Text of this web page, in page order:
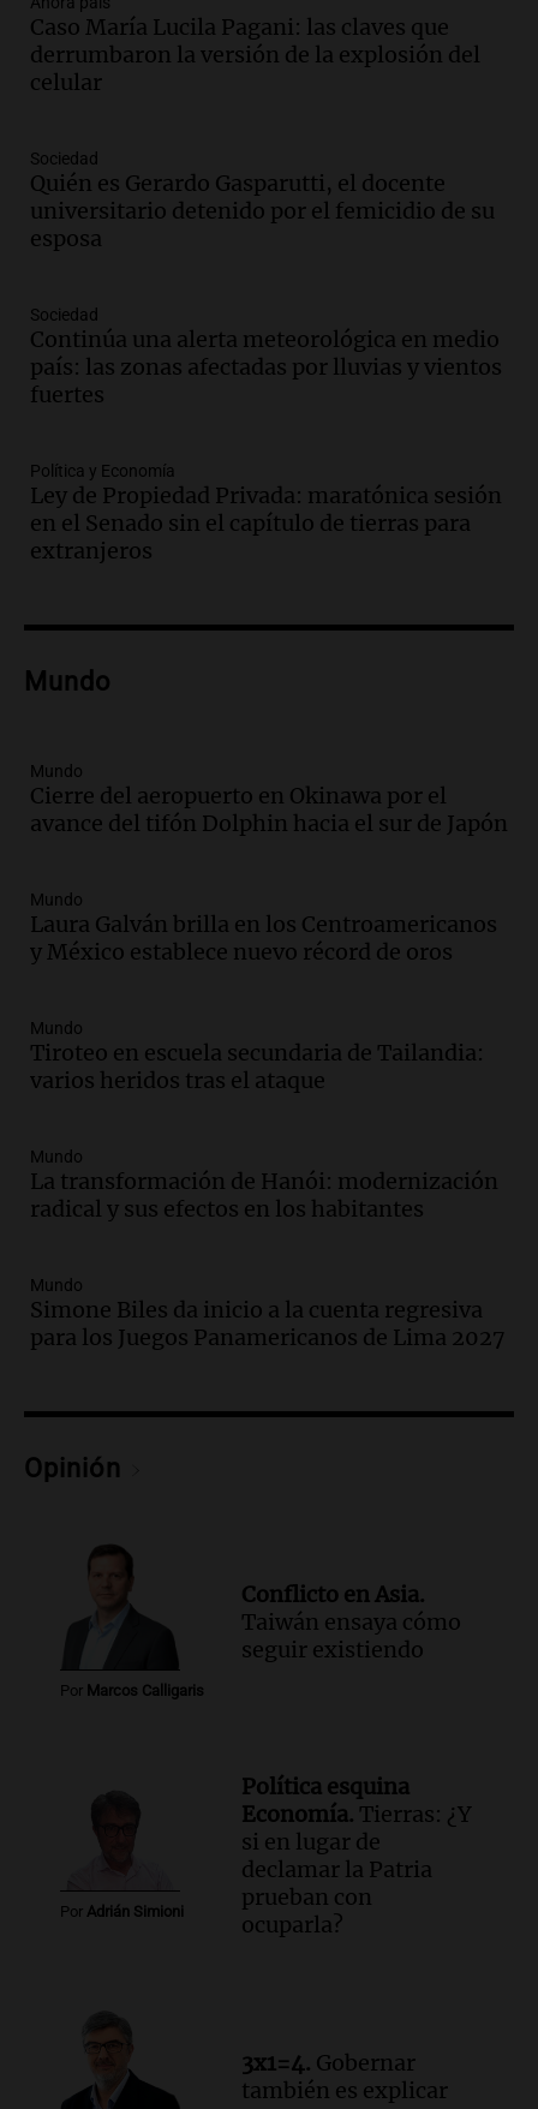
Audio.
El "Mono" de Kapanga
adelantó su show en Rosario.
Viva la Radio Rosario
Episodios
en suspenso a hombre por simular robo
de recaudación en San Luis
Panorama Federal
Episodios
ayuda por problemas de fertilidad y la
ostentación de millonarios
Amamos Argentina
Episodios
avanza con testimonios clave sobre el
accidente en Villa Dolores
Panorama Federal
Episodios
tributo todos los jueves
Episodios
sea, va a ser lindo”
La Cadena del Gol
Episodios
en ludopatía: “Tener el casino en la
mano es muy peligroso”
La Argentina, hoy
ciudad de Córdoba para interiorizarse
sobre los parques educativos
Amamos Argentina
Audio.
traerá más lluvias y eventos extremos
durante la primavera
Audio.Córdoba sigue trabajando para
restablecer el servicio de electricidad
tras fuertes vientos
los empresarios del país cree que la
Episodios
Audio.
Carolina Losada: "Faltó que el
oficialismo la explique mejor" sobre la
ley de propiedad privada
Informados al regreso
Episodios
Viva la Radio Rosario
Episodios
Manifestación en Rosario contra
la ley de Propiedad Privada debatida en
el Senado.
Audio.
por la Ley de Tierras: "Construyeron un
relato mentiroso"
Informados al regreso
Caso María Lucila Pagani: las claves que
derrumbaron la versión de la explosión del
celular
Sociedad
Quién es Gerardo Gasparutti, el docente
universitario detenido por el femicidio de su
esposa
Sociedad
Continúa una alerta meteorológica en medio
país: las zonas afectadas por lluvias y vientos
fuertes
Política y Economía
Ley de Propiedad Privada: maratónica sesión
en el Senado sin el capítulo de tierras para
extranjeros
Mundo
Mundo
Cierre del aeropuerto en Okinawa por el
avance del tifón Dolphin hacia el sur de Japón
Mundo
Laura Galván brilla en los Centroamericanos
y México establece nuevo récord de oros
Mundo
Tiroteo en escuela secundaria de Tailandia:
varios heridos tras el ataque
Mundo
La transformación de Hanói: modernización
radical y sus efectos en los habitantes
Mundo
Simone Biles da inicio a la cuenta regresiva
para los Juegos Panamericanos de Lima 2027
Opinión
Por Marcos Calligaris
Conflicto en Asia.
Taiwán ensaya cómo
seguir existiendo
Por Adrián Simioni
Política esquina
Economía. Tierras: ¿Y
si en lugar de
declamar la Patria
prueban con
ocuparla?
3x1=4. Gobernar
también es explicar